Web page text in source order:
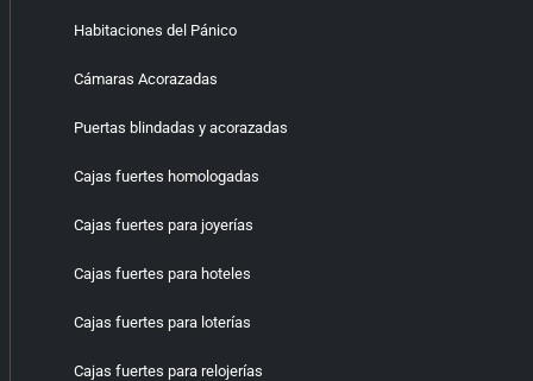
Habitaciones del Pánico
Cámaras Acorazadas
Puertas blindadas y acorazadas
Cajas fuertes homologadas
Cajas fuertes para joyerías
Cajas fuertes para hoteles
Cajas fuertes para loterías
Cajas fuertes para relojerías